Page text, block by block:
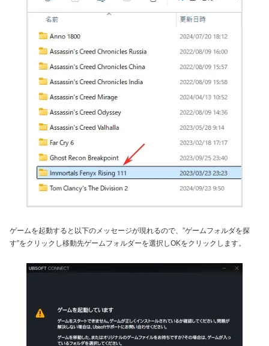
ゲームを起動すると以下のメッセージが現れるので、”ゲームフォルダを探
す”をクリックし移動先ゲームフォルダーを選択しOKをクリックします。